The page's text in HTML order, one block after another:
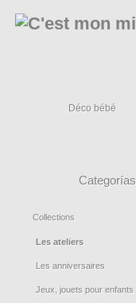
Déco bébé
Categorías
Collections
Les ateliers
Les anniversaires
Jeux, jouets pour enfants